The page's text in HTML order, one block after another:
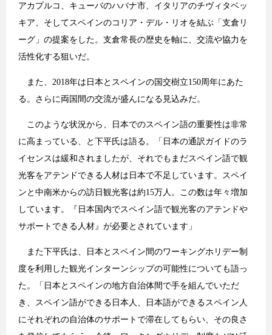
アカプルコ、キューバのハバナ市、イタリアのチヴィタベッ
キア、そしてスペインのコリア・デル・リオを結ぶ「支倉リ
ーグ」の提案をした。支倉常長の歴史を軸に、交流や協力を
活性化する狙いだ。
また、2018年は日本とスペインの国交樹立150周年にあた
る。さらに両国間の交流が盛んになる見込みだ。
このような状況から、日本でのスペイン語の重要性は非常
に高まっている、と下平氏は語る。「日本の通訳ガイドのラ
イセンスは緩和されましたが、それでもまだスペイン語で観
光客をアテンドできる人材は日本で不足しています。スペイ
ンと中南米からの訪日観光客は約15万人。この数は年々増加
しています。『日本国内でスペイン語で観光客のアテンドや
サポートできる人材』が必要とされています」
また下平氏は、日本とスペイン間のワーキングホリデー制
度を利用した観光インターンシップの可能性についても語っ
た。「日本とスペインの地方自治体間で手を組んでいただ
き、スペイン語ができる日本人、日本語ができるスペイン人
にそれぞれの自治体のサポートで滞在してもらい、その良さ